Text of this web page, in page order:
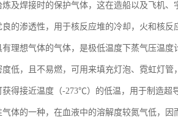
炼及焊接时的保护气体，这在造船以及飞机、
良的渗透性，用于核反应堆的冷却，火和核
有理想气体的气体，是极低温度下蒸气压温度
低，且不易燃，可用来填充灯泡、霓虹灯管
获得接近温度（-273℃）的低温，用于制造超
气体的一种，在血液中的溶解度较氮气低，